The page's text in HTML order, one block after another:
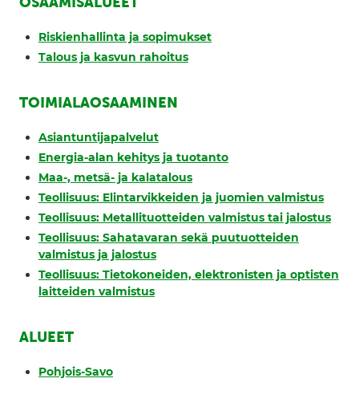
Riskienhallinta ja sopimukset
Talous ja kasvun rahoitus
TOIMIALAOSAAMINEN
Asiantuntijapalvelut
Energia-alan kehitys ja tuotanto
Maa-, metsä- ja kalatalous
Teollisuus: Elintarvikkeiden ja juomien valmistus
Teollisuus: Metallituotteiden valmistus tai jalostus
Teollisuus: Sahatavaran sekä puutuotteiden
valmistus ja jalostus
Teollisuus: Tietokoneiden, elektronisten ja optisten
laitteiden valmistus
ALUEET
Pohjois-Savo